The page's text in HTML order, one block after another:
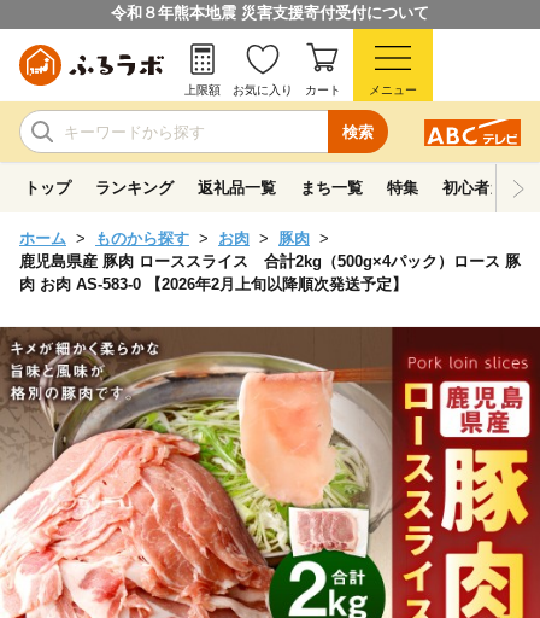
令和８年熊本地震 災害支援寄付受付について
検索
上限額 お気に入り カート メニュー
トップ ランキング 返礼品一覧 まち一覧 特集 初心者ガイド
ホーム ものから探す お肉
豚肉
鹿児島県産 豚肉 ローススライス 合計2kg（500g×4パック）ロース 豚
肉 お肉 AS-583-0 【2026年2月上旬以降順次発送予定】